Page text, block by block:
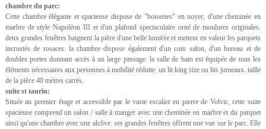
chambre du parc:
Cette chambre élégante et spacieuse dispose de "boiseries" en noyer, d'une cheminée en
marbre de style Napoléon III et d'un plafond spectaculaire orné de moulures originales.
deux grandes fenêtres baignent la pièce d'une belle lumière et mettent en valeur les parquets
incrustés de rosaces. la chambre dispose également d'un coin salon, d'un bureau et de
doubles portes donnant accès à un large passage. la salle de bain est équipée de tous les
éléments nécessaires aux personnes à mobilité réduite. un lit king size ou lits jumeaux. taille
de la pièce 40 mètres carrés.
suite st taurin:
Située au premier étage et accessible par le vaste escalier en pierre de Volvic, cette suite
spacieuse comprend un salon / salle à manger avec une cheminée en marbre et du parquet
ainsi qu'une chambre avec une alcôve. ses grandes fenêtres offrent une vue sur le parc. Elle